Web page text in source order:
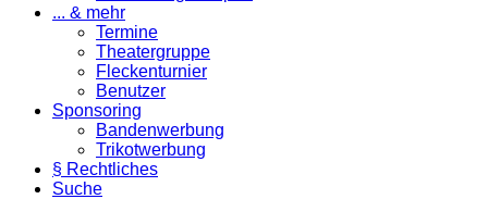
... & mehr
Termine
Theatergruppe
Fleckenturnier
Benutzer
Sponsoring
Bandenwerbung
Trikotwerbung
§ Rechtliches
Suche